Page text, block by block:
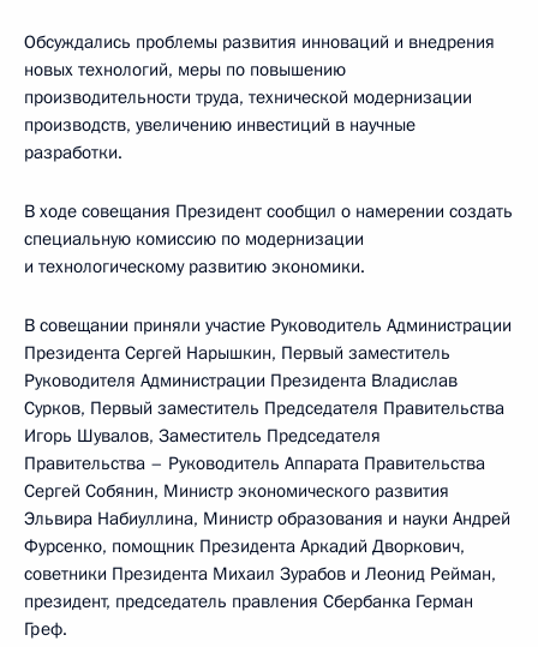
Обсуждались проблемы развития инноваций и внедрения
новых технологий, меры по повышению
производительности труда, технической модернизации
производств, увеличению инвестиций в научные
разработки.
В ходе совещания Президент сообщил о намерении создать
специальную комиссию по модернизации
и технологическому развитию экономики.
В совещании приняли участие Руководитель Администрации
Президента Сергей Нарышкин, Первый заместитель
Руководителя Администрации Президента Владислав
Сурков, Первый заместитель Председателя Правительства
Игорь Шувалов, Заместитель Председателя
Правительства – Руководитель Аппарата Правительства
Сергей Собянин, Министр экономического развития
Эльвира Набиуллина, Министр образования и науки Андрей
Фурсенко, помощник Президента Аркадий Дворкович,
советники Президента Михаил Зурабов и Леонид Рейман,
президент, председатель правления Сбербанка Герман
Греф.